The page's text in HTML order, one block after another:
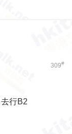
309#
行B2